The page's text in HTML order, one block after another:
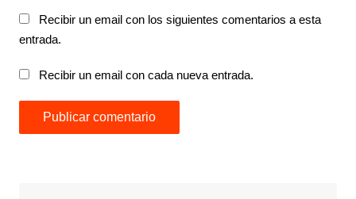
Recibir un email con los siguientes comentarios a esta
entrada.
Recibir un email con cada nueva entrada.